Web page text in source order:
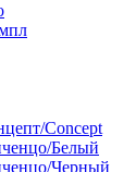
Concept
Белый
Черный